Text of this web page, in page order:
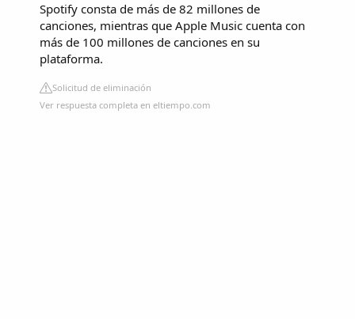
Spotify consta de más de 82 millones de
canciones, mientras que Apple Music cuenta con
más de 100 millones de canciones en su
plataforma.
Solicitud de eliminación
Ver respuesta completa en eltiempo.com